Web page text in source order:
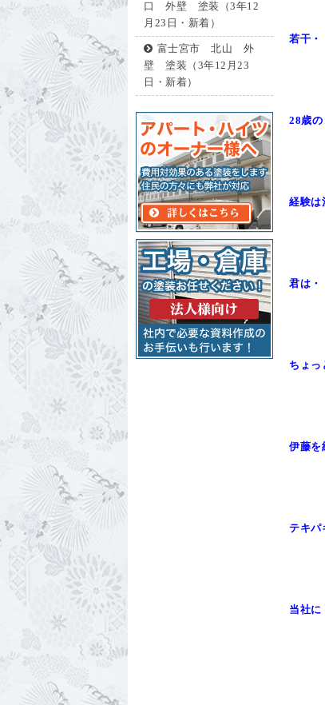
口 外壁 塗装（3年12
月23日・新着）
富士宮市 北山 外
壁 塗装（3年12月23
日・新着）
若干・
28歳
経験
君は・
ちょ
伊藤を
テキパ
当社